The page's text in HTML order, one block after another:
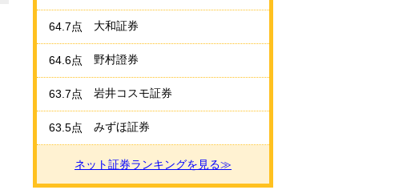
64.7点 大和証券
64.6点 野村證券
63.7点 岩井コスモ証券
63.5点 みずほ証券
ネット証券ランキングを見る≫